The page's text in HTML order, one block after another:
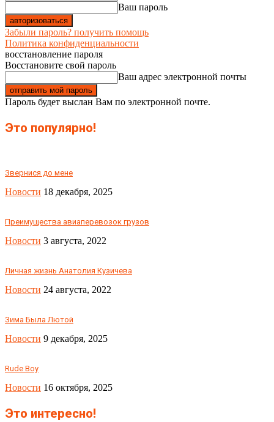
Ваш пароль
Забыли пароль? получить помощь
Политика конфиденциальности
восстановление пароля
Восстановите свой пароль
Ваш адрес электронной почты
Пароль будет выслан Вам по электронной почте.
Это популярно!
Звернися до мене
Новости 18 декабря, 2025
Преимущества авиаперевозок грузов
Новости 3 августа, 2022
Личная жизнь Анатолия Кузичева
Новости 24 августа, 2022
Зима Была Лютой
Новости 9 декабря, 2025
Rude Boy
Новости 16 октября, 2025
Это интересно!